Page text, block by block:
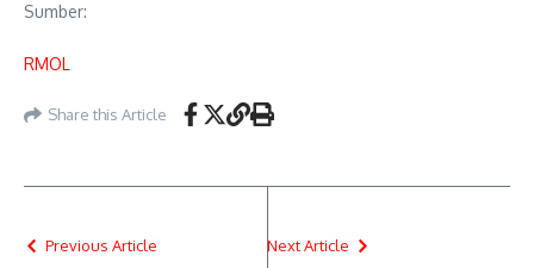
Sumber:
RMOL
Share this Article
Previous Article Next Article